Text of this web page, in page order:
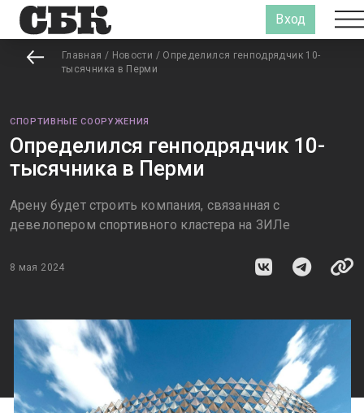
Вход
Главная / Новости / Определился генподрядчик 10-
тысячника в Перми
СПОРТИВНЫЕ СООРУЖЕНИЯ
Определился генподрядчик 10-
тысячника в Перми
Арену будет строить компания, связанная с
девелопером спортивного кластера на ЗИЛе
8 мая 2024